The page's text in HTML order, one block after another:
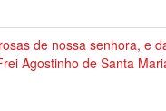
de nossa senhora, e
Agostinho de Santa